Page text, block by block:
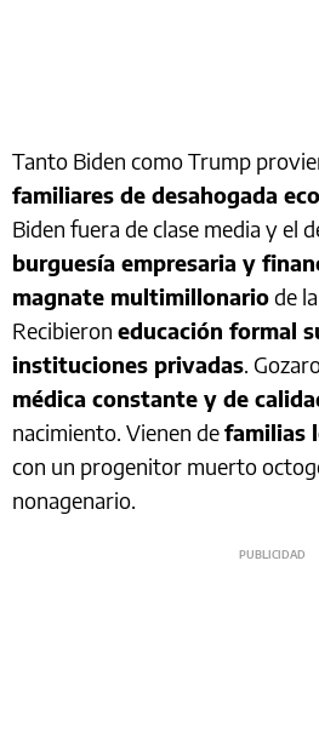
Tanto Biden como Trump
familiares de desahogada
Biden fuera de clase media y el
burguesía empresaria y
magnate multimillonariode
Recibieron educación formal
instituciones privadas.
médica constante y de
nacimiento. Vienen defamilias
con un progenitor muerto
nonagenario.